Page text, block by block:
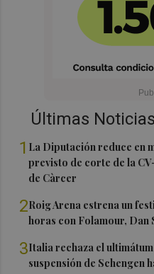
Últimas Noticias
1 La Diputación reduce en
previsto de corte de la
de Càrcer
2Roig Arena estrena un
horas con Folamour, Dan
3Italia rechaza el
suspensión de Schengen